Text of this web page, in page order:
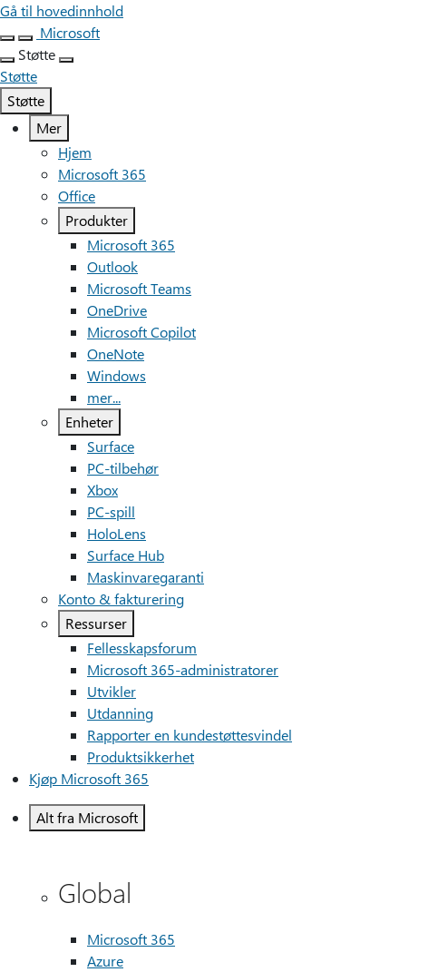
Gå til hovedinnhold
Microsoft
Støtte
Støtte
Støtte
Mer
Hjem
Microsoft 365
Office
Produkter
Microsoft 365
Outlook
Microsoft Teams
OneDrive
Microsoft Copilot
OneNote
Windows
mer...
Enheter
Surface
PC-tilbehør
Xbox
PC-spill
HoloLens
Surface Hub
Maskinvaregaranti
Konto & fakturering
Ressurser
Fellesskapsforum
Microsoft 365-administratorer
Utvikler
Utdanning
Rapporter en kundestøttesvindel
Produktsikkerhet
Kjøp Microsoft 365
Alt fra Microsoft
Global
Microsoft 365
Azure